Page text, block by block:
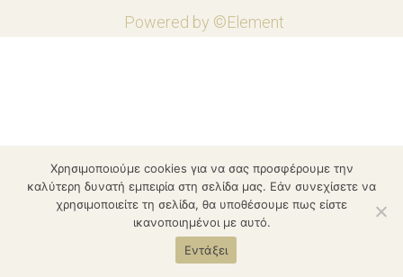
Powered by ©Element
Χρησιμοποιούμε cookies για να σας προσφέρουμε την
καλύτερη δυνατή εμπειρία στη σελίδα μας. Εάν συνεχίσετε να
χρησιμοποιείτε τη σελίδα, θα υποθέσουμε πως είστε
ικανοποιημένοι με αυτό.
Εντάξει